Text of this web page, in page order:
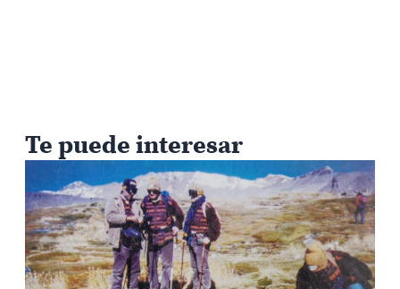
Te puede interesar